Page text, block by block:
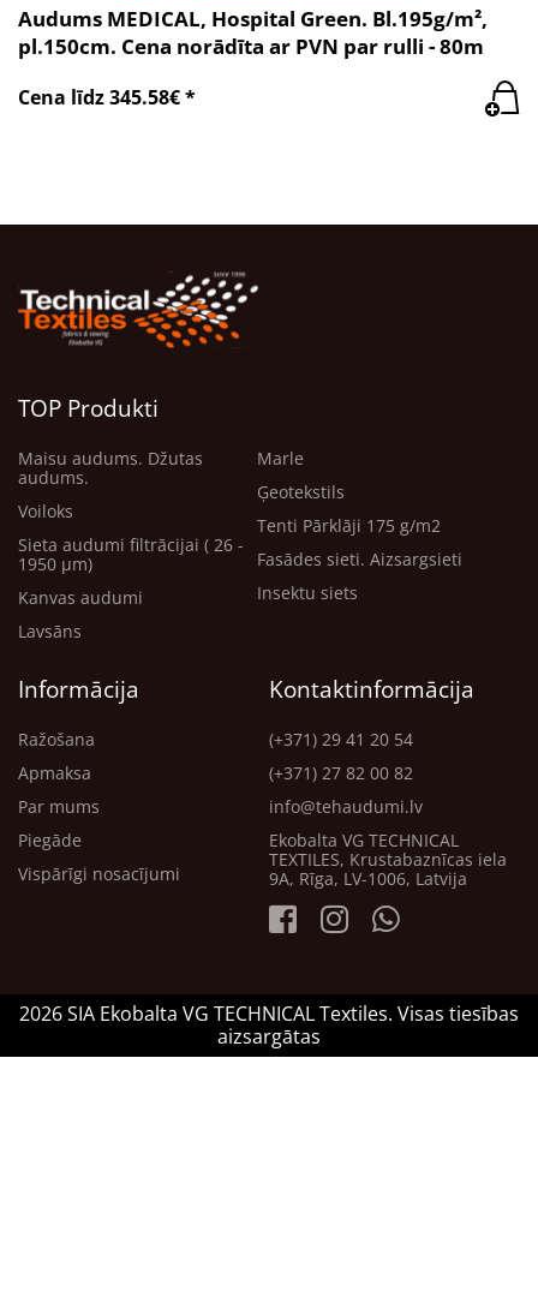
Audums MEDICAL, Hospital Green. Bl.195g/m²,
pl.150cm. Cena norādīta ar PVN par rulli - 80m
Cena līdz 345.58€ *
TOP Produkti
Maisu audums. Džutas
audums.
Voiloks
Sieta audumi filtrācijai ( 26 -
1950 μm)
Kanvas audumi
Lavsāns
Marle
Ģeotekstils
Tenti Pārklāji 175 g/m2
Fasādes sieti. Aizsargsieti
Insektu siets
Informācija
Ražošana
Apmaksa
Par mums
Piegāde
Vispārīgi nosacījumi
Kontaktinformācija
(+371) 29 41 20 54
(+371) 27 82 00 82
info@tehaudumi.lv
Ekobalta VG TECHNICAL
TEXTILES, Krustabaznīcas iela
9A, Rīga, LV-1006, Latvija
2026 SIA Ekobalta VG TECHNICAL Textiles. Visas tiesības
aizsargātas